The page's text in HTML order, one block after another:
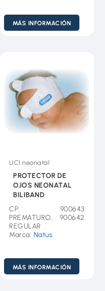
MÁS INFORMACIÓN
UCI neonatal
PROTECTOR DE
OJOS NEONATAL
BILIBAND
CP: 900643
PREMATURO, 900642
REGULAR
Marca: Natus
MÁS INFORMACIÓN